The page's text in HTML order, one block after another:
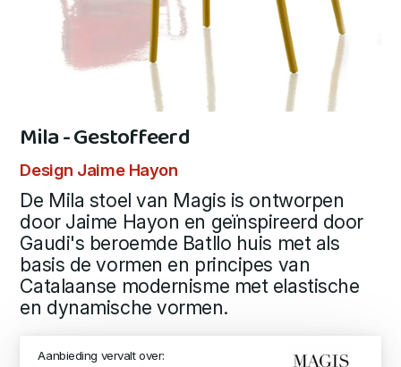
Mila - Gestoffeerd
Design Jaime Hayon
De Mila stoel van Magis is ontworpen
door Jaime Hayon en geïnspireerd door
Gaudi's beroemde Batllo huis met als
basis de vormen en principes van
Catalaanse modernisme met elastische
en dynamische vormen.
Aanbieding vervalt over: